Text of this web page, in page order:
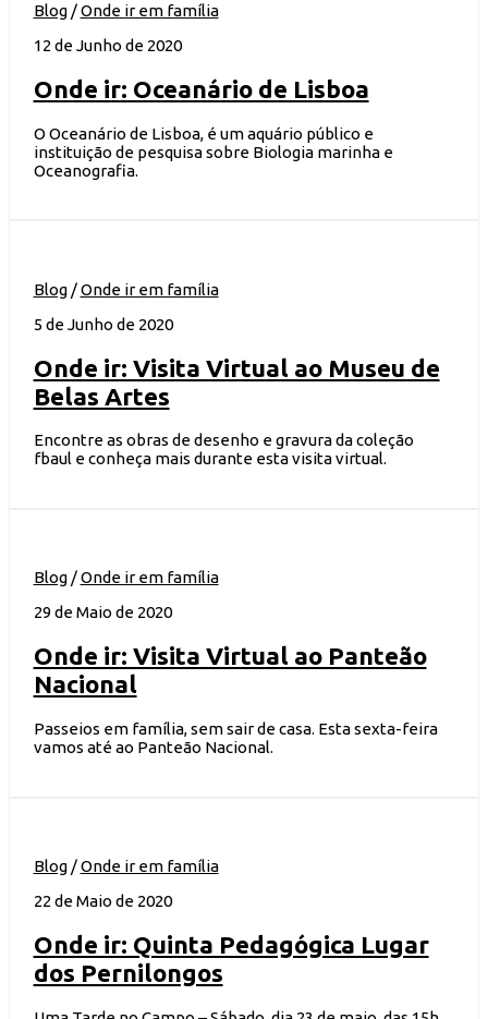
Blog/Onde ir em família
12 de Junho de 2020
Onde ir: Oceanário de Lisboa
O Oceanário de Lisboa, é um aquário público e
instituição de pesquisa sobre Biologia marinha e
Oceanografia.
Blog/Onde ir em família
5 de Junho de 2020
Onde ir: Visita Virtual ao Museu de
Belas Artes
Encontre as obras de desenho e gravura da coleção
fbaul e conheça mais durante esta visita virtual.
Blog/Onde ir em família
29 de Maio de 2020
Onde ir: Visita Virtual ao Panteão
Nacional
Passeios em família, sem sair de casa. Esta sexta-feira
vamos até ao Panteão Nacional.
Blog/Onde ir em família
22 de Maio de 2020
Onde ir: Quinta Pedagógica Lugar
dos Pernilongos